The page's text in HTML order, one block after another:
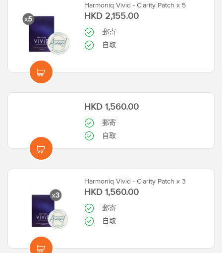
Harmoniq Vivid - Clarity Patch x 5
HKD 2,155.00
郵寄
自取
HKD 1,560.00
郵寄
自取
Harmoniq Vivid - Clarity Patch x 3
HKD 1,560.00
郵寄
自取